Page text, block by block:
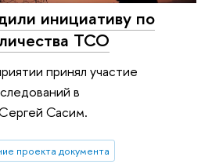
инициативу по
ТСО
принял участие
в
Сасим.
проекта документа